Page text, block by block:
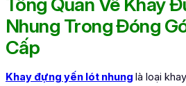
Tổng Quan Về Khay
Nhung Trong Đóng
Cấp
Khay đựng yến lót nhung là loại